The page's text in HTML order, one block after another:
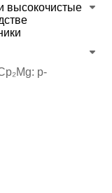
высокочистые
p-